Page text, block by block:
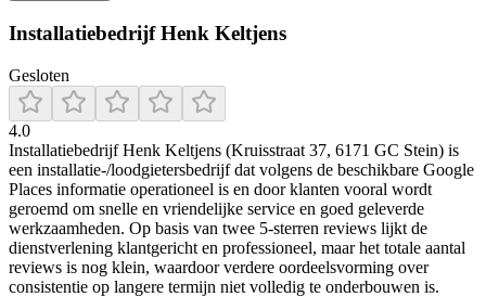
Installatiebedrijf Henk Keltjens
Gesloten
4.0
Installatiebedrijf Henk Keltjens (Kruisstraat 37, 6171 GC Stein) is
een installatie-/loodgietersbedrijf dat volgens de beschikbare Google
Places informatie operationeel is en door klanten vooral wordt
geroemd om snelle en vriendelijke service en goed geleverde
werkzaamheden. Op basis van twee 5-sterren reviews lijkt de
dienstverlening klantgericht en professioneel, maar het totale aantal
reviews is nog klein, waardoor verdere oordeelsvorming over
consistentie op langere termijn niet volledig te onderbouwen is.